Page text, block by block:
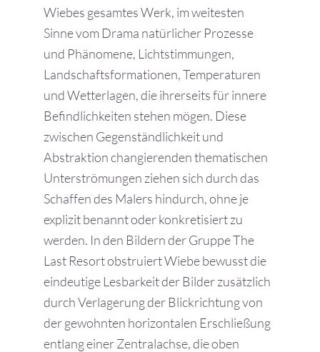
Wiebes gesamtes Werk, im weitesten
Sinne vom Drama natürlicher Prozesse
und Phänomene, Lichtstimmungen,
Landschaftsformationen, Temperaturen
und Wetterlagen, die ihrerseits für innere
Befindlichkeiten stehen mögen. Diese
zwischen Gegenständlichkeit und
Abstraktion changierenden thematischen
Unterströmungen ziehen sich durch das
Schaffen des Malers hindurch, ohne je
explizit benannt oder konkretisiert zu
werden. In den Bildern der Gruppe The
Last Resort obstruiert Wiebe bewusst die
eindeutige Lesbarkeit der Bilder zusätzlich
durch Verlagerung der Blickrichtung von
der gewohnten horizontalen Erschließung
entlang einer Zentralachse, die oben